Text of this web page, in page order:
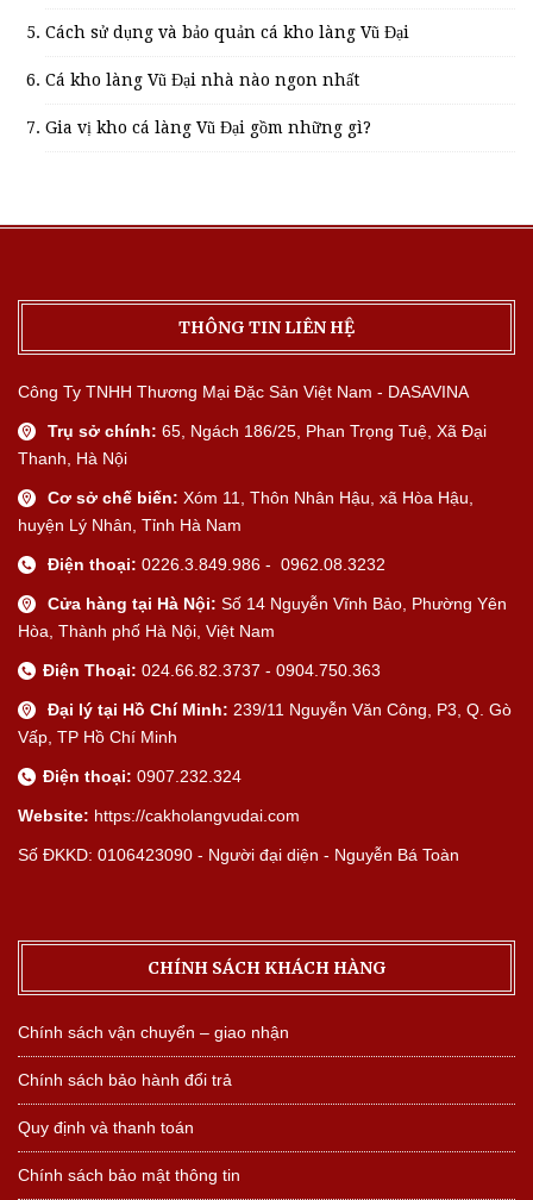
Cách sử dụng và bảo quản cá kho làng Vũ Đại
Cá kho làng Vũ Đại nhà nào ngon nhất
Gia vị kho cá làng Vũ Đại gồm những gì?
THÔNG TIN LIÊN HỆ
Công Ty TNHH Thương Mại Đặc Sản Việt Nam - DASAVINA
Trụ sở chính: 65, Ngách 186/25, Phan Trọng Tuệ, Xã Đại
Thanh, Hà Nội
Cơ sở chế biến: Xóm 11, Thôn Nhân Hậu, xã Hòa Hậu,
huyện Lý Nhân, Tỉnh Hà Nam
Điện thoại: 0226.3.849.986 - 0962.08.3232
Cửa hàng tại Hà Nội: Số 14 Nguyễn Vĩnh Bảo, Phường Yên
Hòa, Thành phố Hà Nội, Việt Nam
Điện Thoại: 024.66.82.3737 - 0904.750.363
Đại lý tại Hồ Chí Minh: 239/11 Nguyễn Văn Công, P3, Q. Gò
Vấp, TP Hồ Chí Minh
Điện thoại: 0907.232.324
Website: https://cakholangvudai.com
Số ĐKKD: 0106423090 - Người đại diện - Nguyễn Bá Toàn
CHÍNH SÁCH KHÁCH HÀNG
Chính sách vận chuyển – giao nhận
Chính sách bảo hành đổi trả
Quy định và thanh toán
Chính sách bảo mật thông tin